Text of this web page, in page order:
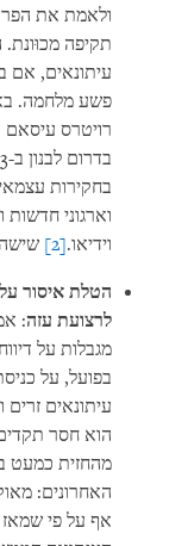
ולאמת את
תקיפה
עיתונאים, אם
פשע מלחמה.
רויטרס
בחקירות
וארגוני חדשות
וידיאו.[2] שישה
הטלת איסור
לרצועת עזה:
מגבלות על
בפועל, על
עיתונאים זרים
הוא חסר תקדים
מהחזית כמעט
האחרונים:
אף על פי